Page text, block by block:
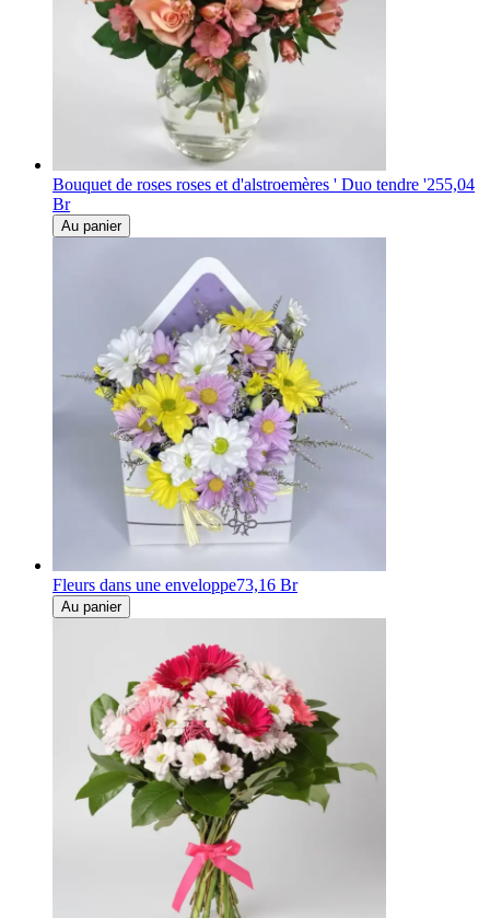
Bouquet de roses roses et d'alstroemères ' Duo tendre '255,04
Br
Au panier
Fleurs dans une enveloppe73,16 Br
Au panier